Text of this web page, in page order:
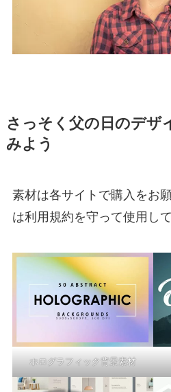
さっそく父の日のデザ
みよう
素材は各サイトで購入をお
は利用規約を守って使用し
ホログラフィック背景素材